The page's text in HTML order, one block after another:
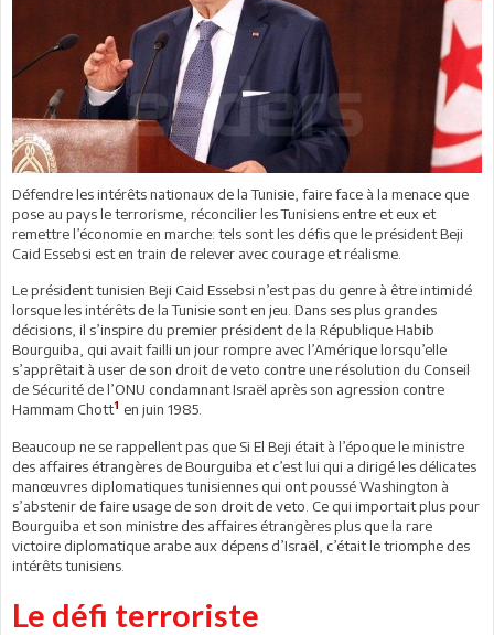
Défendre les intérêts nationaux de la Tunisie, faire face à la menace que
pose au pays le terrorisme, réconcilier les Tunisiens entre et eux et
remettre l’économie en marche: tels sont les défis que le président Beji
Caid Essebsi est en train de relever avec courage et réalisme.
Le président tunisien Beji Caid Essebsi n’est pas du genre à être intimidé
lorsque les intérêts de la Tunisie sont en jeu. Dans ses plus grandes
décisions, il s’inspire du premier président de la République Habib
Bourguiba, qui avait failli un jour rompre avec l’Amérique lorsqu’elle
s’apprêtait à user de son droit de veto contre une résolution du Conseil
de Sécurité de l’ONU condamnant Israël après son agression contre
Hammam Chott1 en juin 1985.
Beaucoup ne se rappellent pas que Si El Beji était à l’époque le ministre
des affaires étrangères de Bourguiba et c’est lui qui a dirigé les délicates
manœuvres diplomatiques tunisiennes qui ont poussé Washington à
s’abstenir de faire usage de son droit de veto. Ce qui importait plus pour
Bourguiba et son ministre des affaires étrangères plus que la rare
victoire diplomatique arabe aux dépens d’Israël, c’était le triomphe des
intérêts tunisiens.
Le défi terroriste